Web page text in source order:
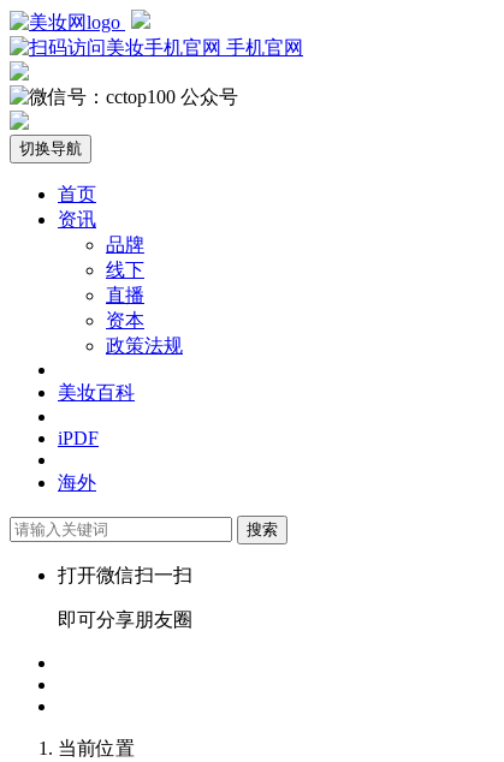
手机官网
公众号
切换导航
首页
资讯
品牌
线下
直播
资本
政策法规
美妆百科
iPDF
海外
搜索
打开微信扫一扫
即可分享朋友圈
当前位置